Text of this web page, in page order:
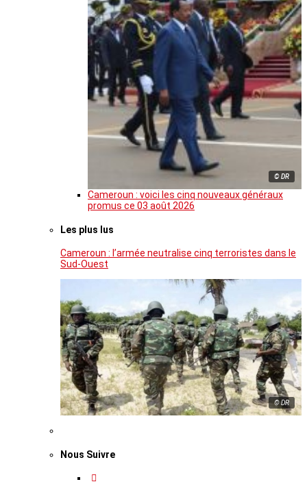
© DR
Cameroun : voici les cinq nouveaux généraux
promus ce 03 août 2026
Les plus lus
Cameroun : l’armée neutralise cinq terroristes dans le
Sud-Ouest
© DR
Nous Suivre